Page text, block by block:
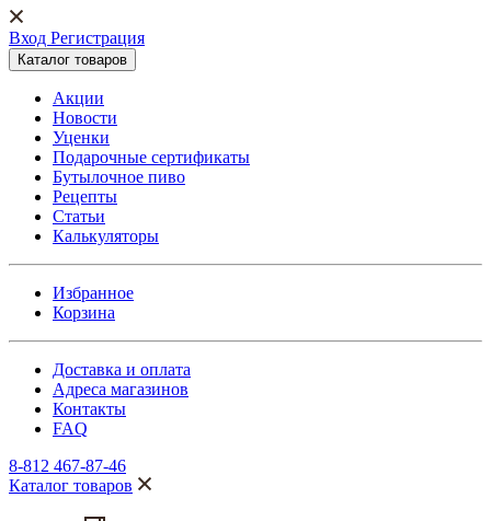
Вход Регистрация
Каталог товаров
Акции
Новости
Уценки
Подарочные сертификаты
Бутылочное пиво
Рецепты
Статьи
Калькуляторы
Избранное
Корзина
Доставка и оплата
Адреса магазинов
Контакты
FAQ
8-812 467-87-46
Каталог товаров